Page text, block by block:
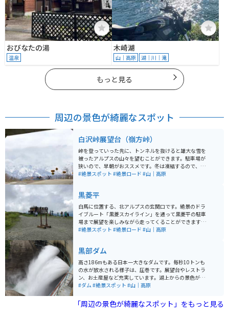
おびなたの湯
温泉
木崎湖
山｜高原 湖｜川｜滝
もっと見る
周辺の景色が綺麗なスポット
白沢峠展望台（嶺方峠）
峠を登っていった先に、トンネルを抜けると雄大な雪を
被ったアルプスの山々を望むことができます。駐車場が
狭いので、早朝がおススメです。冬は凍結するので、春
か夏に行かれることをお勧めします。バイクや自転車で
#絶景スポット #絶景ロード #山｜高原
黒菱平
白馬に位置する、北アルプスの玄関口です。絶景のドラ
イブルート「黒菱スカイライン」を通って黒菱平の駐車
場まで展望を楽しみながら走ってくることができます。
往復のリフトも有料で利用でき、利用客も多いですが、
るので、バイクはもちろん車でも安心してドライブも楽
しめます。
#絶景スポット #絶景ロード #山｜高原
黒部ダム
高さ186mもある日本一大きなダムです。毎秒10トンも
の水が放水される様子は、圧巻です。展望台やレストラ
ン、お土産屋など充実しています。湖上からの景色が楽
しめる「黒部湖遊覧船ガルベ」もあり、より自然を感じ
ず、電気バスやケーブルカーを乗り継いていくしかあり
ません。 富山側と長野側からアクセスできますが、長野
#ダム#絶景スポット #山｜高原
「周辺の景色が綺麗なスポット」をもっと見る